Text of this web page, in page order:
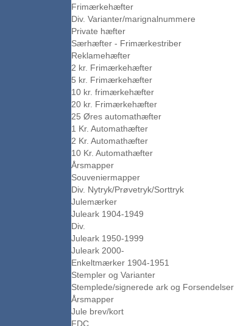
Frimærkehæfter
Div. Varianter/marignalnummere
Private hæfter
Særhæfter - Frimærkestriber
Reklamehæfter
2 kr. Frimærkehæfter
5 kr. Frimærkehæfter
10 kr. frimærkehæfter
20 kr. Frimærkehæfter
25 Øres automathæfter
1 Kr. Automathæfter
2 Kr. Automathæfter
10 Kr. Automathæfter
Årsmapper
Souveniermapper
Div. Nytryk/Prøvetryk/Sorttryk
Julemærker
Juleark 1904-1949
Div.
Juleark 1950-1999
Juleark 2000-
Enkeltmærker 1904-1951
Stempler og Varianter
Stemplede/signerede ark og Forsendelser
Årsmapper
Jule brev/kort
FDC